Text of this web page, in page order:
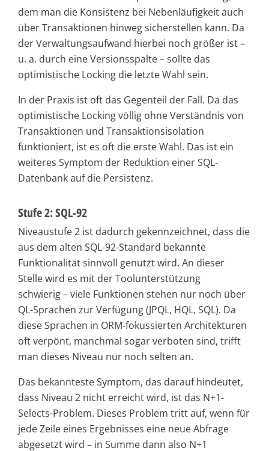
dem man die Konsistenz bei Nebenläufigkeit auch
über Transaktionen hinweg sicherstellen kann. Da
der Verwaltungsaufwand hierbei noch größer ist –
u. a. durch eine Versionsspalte – sollte das
optimistische Locking die letzte Wahl sein.
In der Praxis ist oft das Gegenteil der Fall. Da das
optimistische Locking völlig ohne Verständnis von
Transaktionen und Transaktionsisolation
funktioniert, ist es oft die erste Wahl. Das ist ein
weiteres Symptom der Reduktion einer SQL-
Datenbank auf die Persistenz.
Stufe 2: SQL-92
Niveaustufe 2 ist dadurch gekennzeichnet, dass die
aus dem alten SQL-92-Standard bekannte
Funktionalität sinnvoll genutzt wird. An dieser
Stelle wird es mit der Toolunterstützung
schwierig – viele Funktionen stehen nur noch über
QL-Sprachen zur Verfügung (JPQL, HQL, SQL). Da
diese Sprachen in ORM-fokussierten Architekturen
oft verpönt, manchmal sogar verboten sind, trifft
man dieses Niveau nur noch selten an.
Das bekannteste Symptom, das darauf hindeutet,
dass Niveau 2 nicht erreicht wird, ist das N+1-
Selects-Problem. Dieses Problem tritt auf, wenn für
jede Zeile eines Ergebnisses eine neue Abfrage
abgesetzt wird – in Summe dann also N+1